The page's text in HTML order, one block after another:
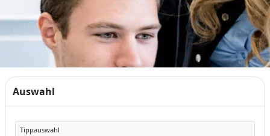
Auswahl
Tippauswahl